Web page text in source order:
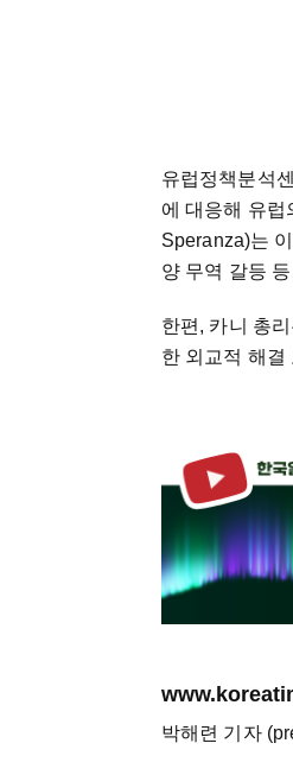
유럽정책분석
에 대응해 유럽
Speranza)는
양 무역 갈등
한편, 카니 총
한 외교적 해결
박해련 기자